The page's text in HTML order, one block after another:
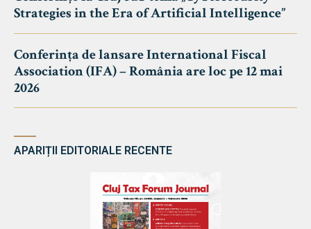
Strategies in the Era of Artificial Intelligence”
Conferința de lansare International Fiscal
Association (IFA) – România are loc pe 12 mai
2026
APARIȚII EDITORIALE RECENTE